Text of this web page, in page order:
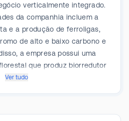
verticalmente integrado.
da companhia incluem a
e a produção de ferroligas,
de alto e baixo carbono e
a empresa possui uma
que produz biorredutor
de florestas de eucalipto
no estado da Bahia. A
Ver tudo